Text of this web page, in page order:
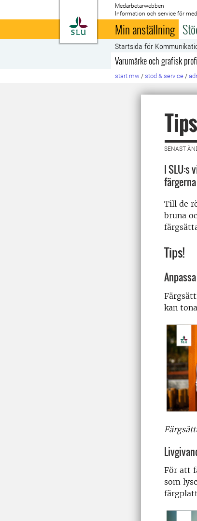
Till startsida
Medarbetarwebben
Information och service för
Min anställning
Startsida för
Varumärke och grafisk
start mw / stöd & service /
SENAST
I SLU:s
Till de
bruna
Tips!
kan
För att
som